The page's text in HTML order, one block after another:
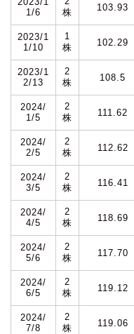
1/6
株
103.93
2023/1
1/10
1
株
102.29
2023/1
2/13
2
株
108.5
2024/
1/5
2
株
111.62
2024/
2/5
2
株
112.62
2024/
3/5
2
株
116.41
2024/
4/5
2
株
118.69
2024/
5/6
2
株
117.70
2024/
6/5
2
株
119.12
2024/
7/8
2
株
119.06